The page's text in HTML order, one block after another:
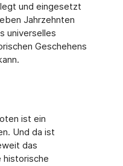
und eingesetzt
Jahrzehnten
universelles
Geschehens
ist ein
Und da ist
das
historische